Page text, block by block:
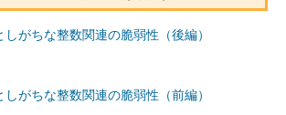
うに修正すべきでしょうか。問題となった
り立たないことでした。
前提条件］
しがちな整数関連の脆弱性（後編）
しがちな整数関連の脆弱性（前編）